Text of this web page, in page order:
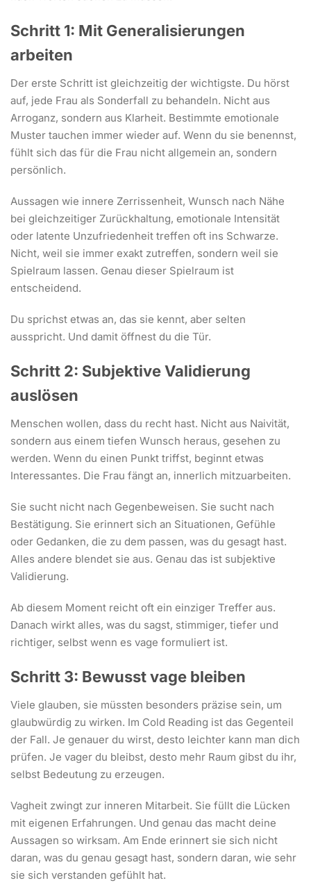
Schritt 1: Mit Generalisierungen
arbeiten
Der erste Schritt ist gleichzeitig der wichtigste. Du hörst
auf, jede Frau als Sonderfall zu behandeln. Nicht aus
Arroganz, sondern aus Klarheit. Bestimmte emotionale
Muster tauchen immer wieder auf. Wenn du sie benennst,
fühlt sich das für die Frau nicht allgemein an, sondern
persönlich.
Aussagen wie innere Zerrissenheit, Wunsch nach Nähe
bei gleichzeitiger Zurückhaltung, emotionale Intensität
oder latente Unzufriedenheit treffen oft ins Schwarze.
Nicht, weil sie immer exakt zutreffen, sondern weil sie
Spielraum lassen. Genau dieser Spielraum ist
entscheidend.
Du sprichst etwas an, das sie kennt, aber selten
ausspricht. Und damit öffnest du die Tür.
Schritt 2: Subjektive Validierung
auslösen
Menschen wollen, dass du recht hast. Nicht aus Naivität,
sondern aus einem tiefen Wunsch heraus, gesehen zu
werden. Wenn du einen Punkt triffst, beginnt etwas
Interessantes. Die Frau fängt an, innerlich mitzuarbeiten.
Sie sucht nicht nach Gegenbeweisen. Sie sucht nach
Bestätigung. Sie erinnert sich an Situationen, Gefühle
oder Gedanken, die zu dem passen, was du gesagt hast.
Alles andere blendet sie aus. Genau das ist subjektive
Validierung.
Ab diesem Moment reicht oft ein einziger Treffer aus.
Danach wirkt alles, was du sagst, stimmiger, tiefer und
richtiger, selbst wenn es vage formuliert ist.
Schritt 3: Bewusst vage bleiben
Viele glauben, sie müssten besonders präzise sein, um
glaubwürdig zu wirken. Im Cold Reading ist das Gegenteil
der Fall. Je genauer du wirst, desto leichter kann man dich
prüfen. Je vager du bleibst, desto mehr Raum gibst du ihr,
selbst Bedeutung zu erzeugen.
Vagheit zwingt zur inneren Mitarbeit. Sie füllt die Lücken
mit eigenen Erfahrungen. Und genau das macht deine
Aussagen so wirksam. Am Ende erinnert sie sich nicht
daran, was du genau gesagt hast, sondern daran, wie sehr
sie sich verstanden gefühlt hat.